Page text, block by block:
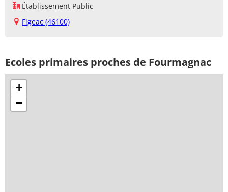
Établissement Public
Figeac (46100)
Ecoles primaires proches de Fourmagnac
+
−